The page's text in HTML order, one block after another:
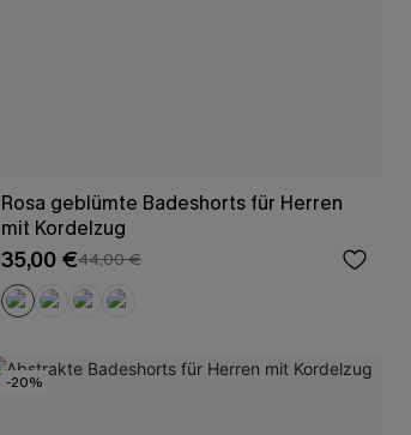
Rosa geblümte Badeshorts für Herren
mit Kordelzug
35,00 €44,00 €
-20%